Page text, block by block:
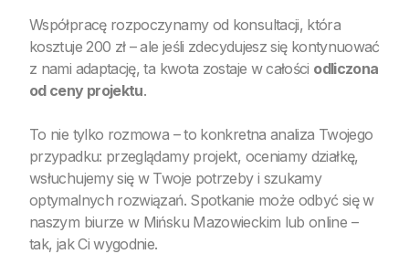
Współpracę rozpoczynamy od konsultacji, która
kosztuje 200 zł – ale jeśli zdecydujesz się kontynuować
z nami adaptację, ta kwota zostaje w całości odliczona
od ceny projektu.
To nie tylko rozmowa – to konkretna analiza Twojego
przypadku: przeglądamy projekt, oceniamy działkę,
wsłuchujemy się w Twoje potrzeby i szukamy
optymalnych rozwiązań. Spotkanie może odbyć się w
naszym biurze w Mińsku Mazowieckim lub online –
tak, jak Ci wygodnie.